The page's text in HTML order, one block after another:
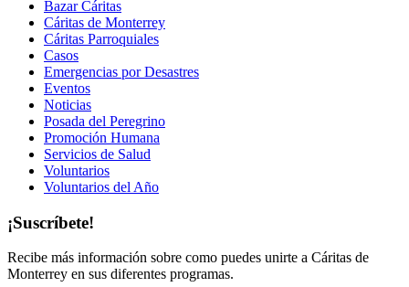
Bazar Cáritas
Cáritas de Monterrey
Cáritas Parroquiales
Casos
Emergencias por Desastres
Eventos
Noticias
Posada del Peregrino
Promoción Humana
Servicios de Salud
Voluntarios
Voluntarios del Año
¡Suscríbete!
Recibe más información sobre como puedes unirte a Cáritas de
Monterrey en sus diferentes programas.